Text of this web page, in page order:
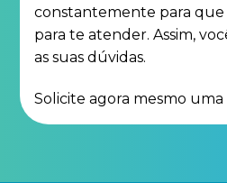
constantemente para
para te atender. Assim,
as suas dúvidas.
Solicite agora mesmo uma